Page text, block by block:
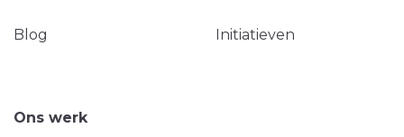
Blog Initiatieven
Ons werk